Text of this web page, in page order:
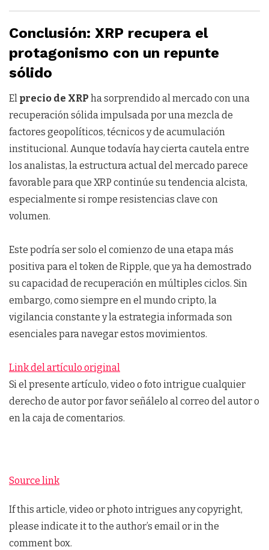
Conclusión: XRP recupera el
protagonismo con un repunte
sólido
El precio de XRP ha sorprendido al mercado con una
recuperación sólida impulsada por una mezcla de
factores geopolíticos, técnicos y de acumulación
institucional. Aunque todavía hay cierta cautela entre
los analistas, la estructura actual del mercado parece
favorable para que XRP continúe su tendencia alcista,
especialmente si rompe resistencias clave con
volumen.
Este podría ser solo el comienzo de una etapa más
positiva para el token de Ripple, que ya ha demostrado
su capacidad de recuperación en múltiples ciclos. Sin
embargo, como siempre en el mundo cripto, la
vigilancia constante y la estrategia informada son
esenciales para navegar estos movimientos.
Link del artículo original
Si el presente artículo, video o foto intrigue cualquier
derecho de autor por favor señálelo al correo del autor o
en la caja de comentarios.
Source link
If this article, video or photo intrigues any copyright,
please indicate it to the author’s email or in the
comment box.